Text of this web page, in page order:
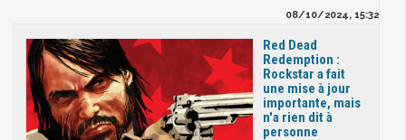
08/10/2024, 15:32
Red Dead
Redemption :
Rockstar a fait
une mise à jour
importante, mais
n'a rien dit à
personne